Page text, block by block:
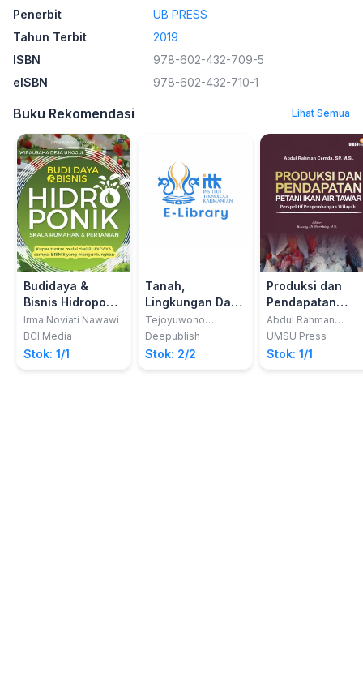
Penerbit
UB PRESS
Tahun Terbit
2019
ISBN
978-602-432-709-5
eISBN
978-602-432-710-1
Buku Rekomendasi Lihat Semua
Budidaya &
Bisnis Hidroponik
Skala Rumahan &
Pertanian
Irma Noviati Nawawi
BCI Media
Stok: 1/1
Tanah,
Lingkungan Dan
Pertanian
Berkelanjutan
Tejoyuwono
Notohadiprawiro
Deepublish
Stok: 2/2
Produksi dan
Pendapatan
Petani Ikan Air
Tawar
Pengembangan
Wilayah
Abdul Rahman
Cemda, SP, M.Si.
UMSU Press
Stok: 1/1